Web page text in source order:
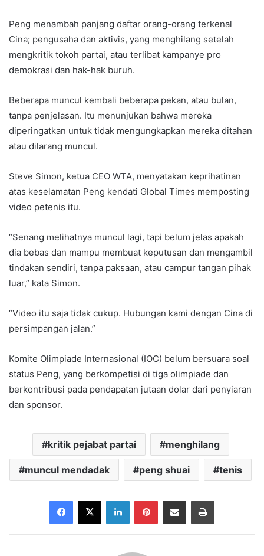
Peng menambah panjang daftar orang-orang terkenal
Cina; pengusaha dan aktivis, yang menghilang setelah
mengkritik tokoh partai, atau terlibat kampanye pro
demokrasi dan hak-hak buruh.
Beberapa muncul kembali beberapa pekan, atau bulan,
tanpa penjelasan. Itu menunjukan bahwa mereka
diperingatkan untuk tidak mengungkapkan mereka ditahan
atau dilarang muncul.
Steve Simon, ketua CEO WTA, menyatakan keprihatinan
atas keselamatan Peng kendati Global Times memposting
video petenis itu.
“Senang melihatnya muncul lagi, tapi belum jelas apakah
dia bebas dan mampu membuat keputusan dan mengambil
tindakan sendiri, tanpa paksaan, atau campur tangan pihak
luar,” kata Simon.
“Video itu saja tidak cukup. Hubungan kami dengan Cina di
persimpangan jalan.”
Komite Olimpiade Internasional (IOC) belum bersuara soal
status Peng, yang berkompetisi di tiga olimpiade dan
berkontribusi pada pendapatan jutaan dolar dari penyiaran
dan sponsor.
kritik pejabat partai menghilang
muncul mendadak peng shuai tenis
Facebook
X LinkedInPinterestShare via Email Print